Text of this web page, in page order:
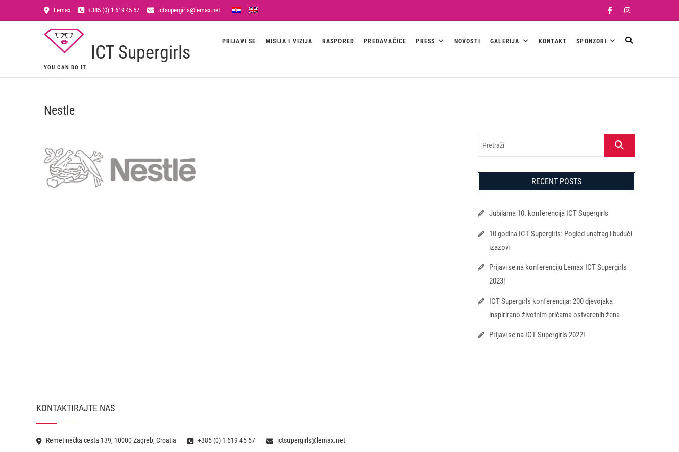
Lemax +385 (0) 1 619 45 57 ictsupergirls@lemax.net FacebookInstagram
ICT Supergirls
YOU CAN DO IT
PRIJAVI SE MISIJA I VIZIJA RASPORED PREDAVAČICE PRESS NOVOSTI GALERIJA KONTAKT SPONZORI
Nestle
Pretraži
RECENT POSTS
Jubilarna 10. konferencija ICT Supergirls
10 godina ICT Supergirls: Pogled unatrag i budući
izazovi
Prijavi se na konferenciju Lemax ICT Supergirls
2023!
ICT Supergirls konferencija: 200 djevojaka
inspirirano životnim pričama ostvarenih žena
Prijavi se na ICT Supergirls 2022!
KONTAKTIRAJTE NAS
Remetinečka cesta 139, 10000 Zagreb, Croatia +385 (0) 1 619 45 57 ictsupergirls@lemax.net